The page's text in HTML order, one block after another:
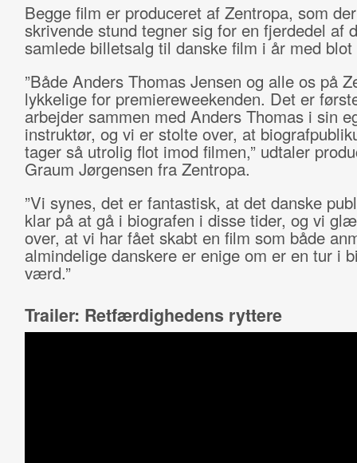
Begge film er produceret af Zentropa, som
skrivende stund tegner sig for en fjerdedel af
samlede billetsalg til danske film i år med
”Både Anders Thomas Jensen og alle os på
lykkelige for premiereweekenden. Det er
arbejder sammen med Anders Thomas i sin
instruktør, og vi er stolte over, at
tager så utrolig flot imod filmen,” udtaler
Graum Jørgensen fra Zentropa.
”Vi synes, det er fantastisk, at det danske
klar på at gå i biografen i disse tider, og vi
over, at vi har fået skabt en film som både
almindelige danskere er enige om er en tur i
værd.”
Trailer: Retfærdighedens ryttere